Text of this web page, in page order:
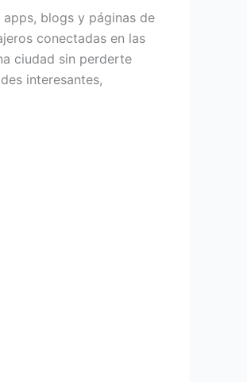
blogs y páginas de
conectadas en las
ciudad sin perderte
interesantes,